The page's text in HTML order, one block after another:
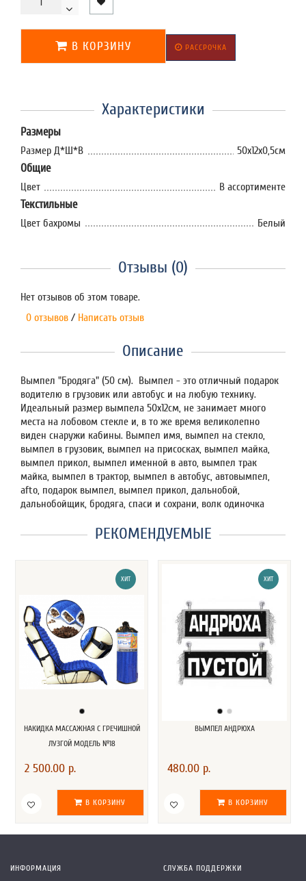
В КОРЗИНУ РАССРОЧКА
Характеристики
Размеры
Размер Д*Ш*В 50х12х0,5см
Общие
Цвет В ассортименте
Текстильные
Цвет бахромы Белый
Отзывы (0)
Нет отзывов об этом товаре.
0 отзывов / Написать отзыв
Описание
Вымпел "Бродяга" (50 см). Вымпел - это отличный подарок
водителю в грузовик или автобус и на любую технику.
Идеальный размер вымпела 50х12см, не занимает много
места на лобовом стекле и, в то же время великолепно
виден снаружи кабины. Вымпел имя, вымпел на стекло,
вымпел в грузовик, вымпел на присосках, вымпел майка,
вымпел прикол, вымпел именной в авто, вымпел трак
майка, вымпел в трактор, вымпел в автобус, автовымпел,
afto, подарок вымпел, вымпел прикол, дальнобой,
дальнобойщик, бродяга, спаси и сохрани, волк одиночка
РЕКОМЕНДУЕМЫЕ
ХИТ
НАКИДКА МАССАЖНАЯ С ГРЕЧИШНОЙ
ЛУЗГОЙ МОДЕЛЬ №18
2 500.00 р.
В КОРЗИНУ
ХИТ
ВЫМПЕЛ АНДРЮХА
480.00 р.
В КОРЗИНУ
ИНФОРМАЦИЯ СЛУЖБА ПОДДЕРЖКИ